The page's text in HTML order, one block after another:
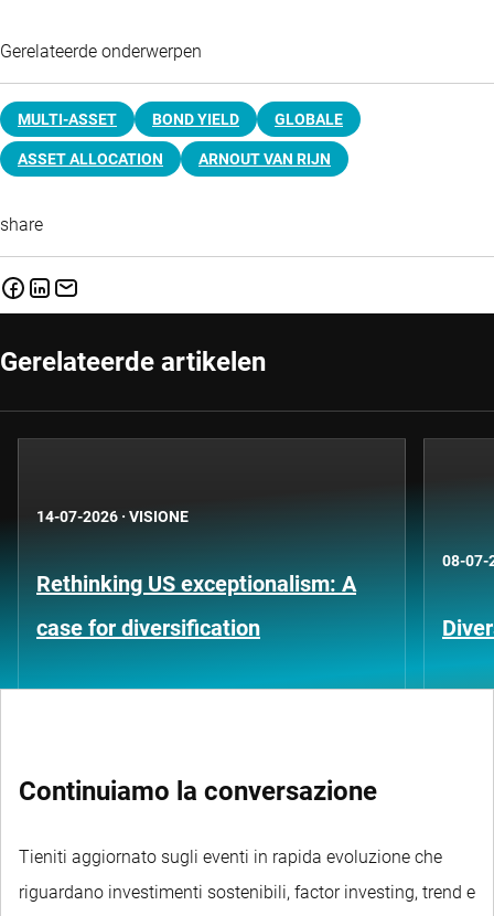
Gerelateerde onderwerpen
MULTI-ASSET BOND YIELD GLOBALE
ASSET ALLOCATION ARNOUT VAN RIJN
share
Gerelateerde artikelen
14-07-2026 · VISIONE
Rethinking US exceptionalism: A
case for diversification
08-07-
Continuiamo la conversazione
Tieniti aggiornato sugli eventi in rapida evoluzione che
riguardano investimenti sostenibili, factor investing, trend e